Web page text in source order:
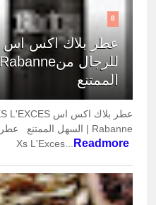
8
الممتنع
Xs L'Exces... Readmore